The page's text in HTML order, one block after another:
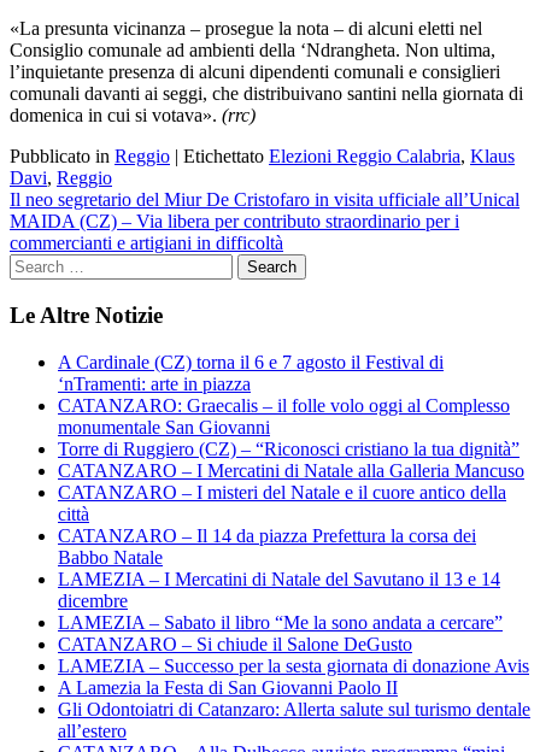
«La presunta vicinanza – prosegue la nota – di alcuni eletti nel
Consiglio comunale ad ambienti della ‘Ndrangheta. Non ultima,
l’inquietante presenza di alcuni dipendenti comunali e consiglieri
comunali davanti ai seggi, che distribuivano santini nella giornata di
domenica in cui si votava». (rrc)
Pubblicato in Reggio | Etichettato Elezioni Reggio Calabria, Klaus
Davi, Reggio
Navigazione
articoli
Il neo segretario del Miur De Cristofaro in visita ufficiale all’Unical
MAIDA (CZ) – Via libera per contributo straordinario per i
commercianti e artigiani in difficoltà
Le Altre Notizie
A Cardinale (CZ) torna il 6 e 7 agosto il Festival di
‘nTramenti: arte in piazza
CATANZARO: Graecalis – il folle volo oggi al Complesso
monumentale San Giovanni
Torre di Ruggiero (CZ) – “Riconosci cristiano la tua dignità”
CATANZARO – I Mercatini di Natale alla Galleria Mancuso
CATANZARO – I misteri del Natale e il cuore antico della
città
CATANZARO – Il 14 da piazza Prefettura la corsa dei
Babbo Natale
LAMEZIA – I Mercatini di Natale del Savutano il 13 e 14
dicembre
LAMEZIA – Sabato il libro “Me la sono andata a cercare”
CATANZARO – Si chiude il Salone DeGusto
LAMEZIA – Successo per la sesta giornata di donazione Avis
A Lamezia la Festa di San Giovanni Paolo II
Gli Odontoiatri di Catanzaro: Allerta salute sul turismo dentale
all’estero